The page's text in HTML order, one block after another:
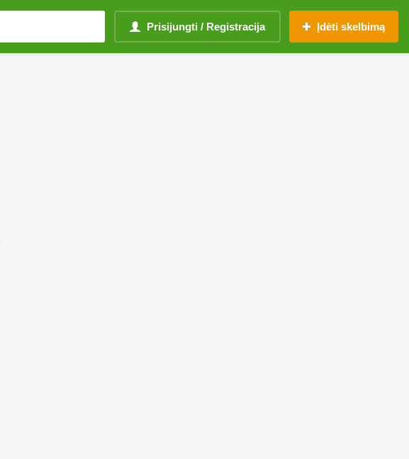
Prisijungti / Registracija Įdėti skelbimą